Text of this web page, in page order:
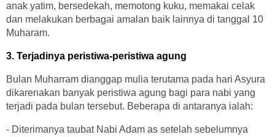
anak yatim, bersedekah, memotong kuku, memakai celak
dan melakukan berbagai amalan baik lainnya di tanggal 10
Muharam.
3. Terjadinya peristiwa-peristiwa agung
Bulan Muharram dianggap mulia terutama pada hari Asyura
dikarenakan banyak peristiwa agung bagi para nabi yang
terjadi pada bulan tersebut. Beberapa di antaranya ialah:
- Diterimanya taubat Nabi Adam as setelah sebelumnya